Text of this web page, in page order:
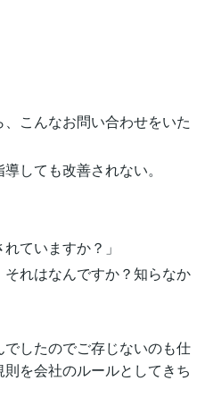
こんなお問い合わせをいた
しても改善されない。
ていますか？」
れはなんですか？知らなか
したのでご存じないのも仕
を会社のルールとしてきち